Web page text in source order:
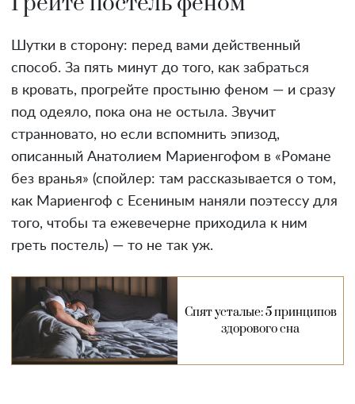
Шутки в сторону: перед вами действенный
способ. За пять минут до того, как забраться
в кровать, прогрейте простыню феном — и сразу
под одеяло, пока она не остыла. Звучит
странновато, но если вспомнить эпизод,
описанный Анатолием Мариенгофом в «Романе
без вранья» (спойлер: там рассказывается о том,
как Мариенгоф с Есениным наняли поэтессу для
того, чтобы та ежевечерне приходила к ним
греть постель) — то не так уж.
Спят усталые: 5 принципов
здорового сна